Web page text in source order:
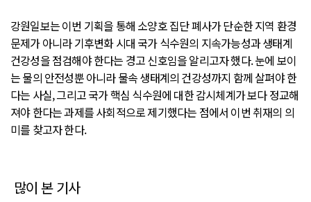
강원일보는 이번 기획을 통해 소양호 집단 폐사가 단순한 지역 환경
문제가 아니라 기후변화 시대 국가 식수원의 지속가능성과 생태계
건강성을 점검해야 한다는 경고 신호임을 알리고자 했다. 눈에 보이
는 물의 안전성뿐 아니라 물속 생태계의 건강성까지 함께 살펴야 한
다는 사실, 그리고 국가 핵심 식수원에 대한 감시체계가 보다 정교해
져야 한다는 과제를 사회적으로 제기했다는 점에서 이번 취재의 의
미를 찾고자 한다.
많이 본 기사